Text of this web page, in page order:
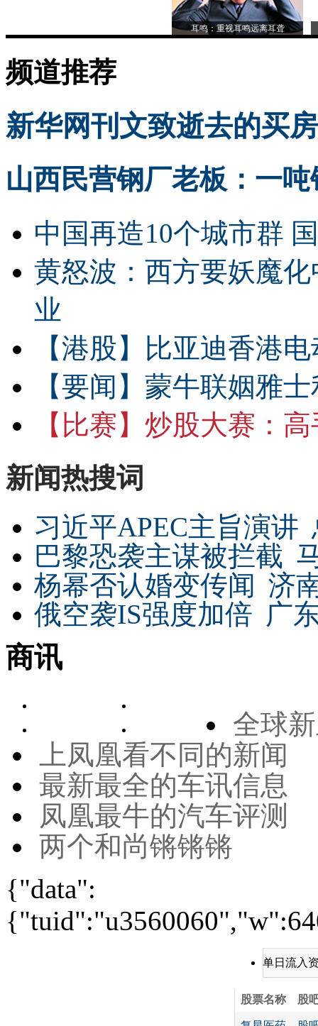
耳鸣：重视耳鸣远离耳聋
频道推荐
新华网刊文致逝去的买
山西民营钢厂老板：一
中国再造10个城市群
黄怒波：西方要妖魔
业
【港股】
比亚迪香港
【要闻】 蒙牛联姻雅
【比赛】 炒股大赛：高
新闻热搜词
习近平APEC主旨演讲
巴黎恐袭主谋被拦截
杨幂否认婚变传闻 济
俄空袭IS强度加倍 广
商讯
全球
上凤凰看不同的新闻
最新最全的车讯信息
凤凰最牛的汽车评测
两个和尚锵锵锵
{"data":
单日流入
股票名称 股